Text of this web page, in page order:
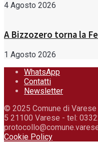
4 Agosto 2026
A Bizzozero torna la
1 Agosto 2026
WhatsApp
Contatti
Newsletter
© 2025 Comune di
5 21100 Varese - tel:
Cookie Policy